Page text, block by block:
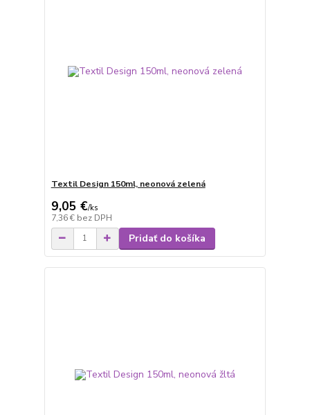
Textil Design 150ml, neonová zelená
9,05 €/ks
7,36 € bez DPH
Pridať do košíka